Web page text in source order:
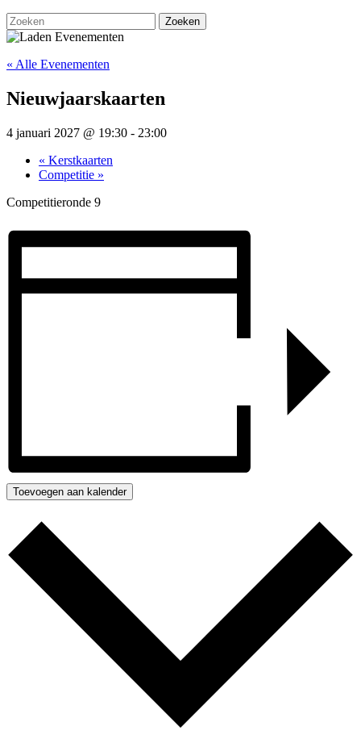
SLUIT
KNOP
Zoek
naar:
« Alle Evenementen
Nieuwjaarskaarten
4 januari 2027 @ 19:30 - 23:00
« Kerstkaarten
Competitie »
Competitieronde 9
Toevoegen aan kalender